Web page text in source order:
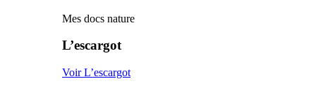
Mes docs nature
L’escargot
Voir L’escargot